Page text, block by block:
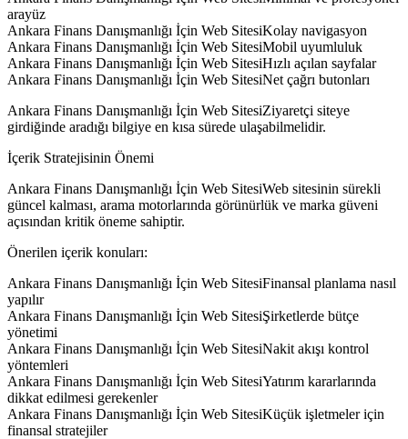
arayüz
Ankara Finans Danışmanlığı İçin Web SitesiKolay navigasyon
Ankara Finans Danışmanlığı İçin Web SitesiMobil uyumluluk
Ankara Finans Danışmanlığı İçin Web SitesiHızlı açılan sayfalar
Ankara Finans Danışmanlığı İçin Web SitesiNet çağrı butonları
Ankara Finans Danışmanlığı İçin Web SitesiZiyaretçi siteye
girdiğinde aradığı bilgiye en kısa sürede ulaşabilmelidir.
İçerik Stratejisinin Önemi
Ankara Finans Danışmanlığı İçin Web SitesiWeb sitesinin sürekli
güncel kalması, arama motorlarında görünürlük ve marka güveni
açısından kritik öneme sahiptir.
Önerilen içerik konuları:
Ankara Finans Danışmanlığı İçin Web SitesiFinansal planlama nasıl
yapılır
Ankara Finans Danışmanlığı İçin Web SitesiŞirketlerde bütçe
yönetimi
Ankara Finans Danışmanlığı İçin Web SitesiNakit akışı kontrol
yöntemleri
Ankara Finans Danışmanlığı İçin Web SitesiYatırım kararlarında
dikkat edilmesi gerekenler
Ankara Finans Danışmanlığı İçin Web SitesiKüçük işletmeler için
finansal stratejiler